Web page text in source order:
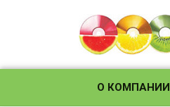
О КОМПАНИИ